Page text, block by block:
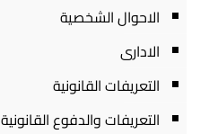
الاحوال الشخصية
الادارى
التعريفات القانونية
التعريفات والدفوع القانونية